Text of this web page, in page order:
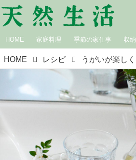
HOME 家庭料理 季節の家仕事 収納
HOME レシピ